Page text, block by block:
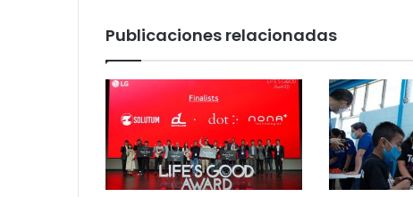
Publicaciones relacionadas